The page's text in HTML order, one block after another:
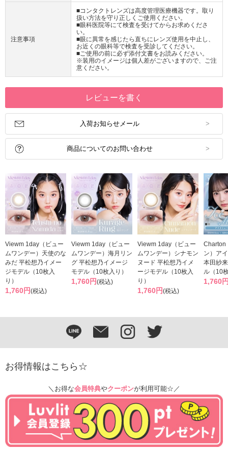
注意事項
■コンタクトレンズは高度管理医療機器です。取り
扱い方法を守り正しくご使用ください。
■眼科医院等にて検査を受けてからお求めくださ
い。
■眼に異常を感じたら直ちにレンズ使用を中止し、
お近くの眼科等で検査を受診してください。
■ご使用の前に必ず添付文書をお読みください。
※装用のイメージは個人差がございますので、ご注
意ください。
レビューを書く
入荷お知らせメール
商品についてのお問い合わせ
Viewm 1day（ビュー
ムワンデー）天使のな
みだ 平松想乃イメー
ジモデル（10枚入
り）
1,760円(税込)
Viewm 1day（ビュー
ムワンデー）海月リン
グ 平松想乃イメージ
モデル（10枚入り）
1,760円(税込)
Viewm 1day（ビュー
ムワンデー）シナモン
ヌード 平松想乃イメ
ージモデル（10枚入
り）
1,760円(税込)
Charton
ン）ア
本田紗
ル（10
1,760
お得情報はこちら☆
＼お得な会員特典やクーポンが利用可能☆／